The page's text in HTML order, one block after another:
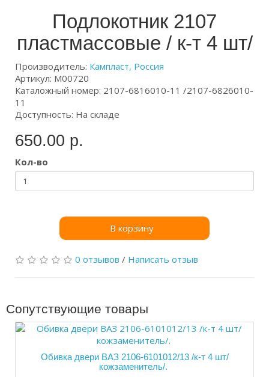
Подлокотник 2107
пластмассовые / к-т 4 шт/
Производитель: Кампласт, Россия
Артикул: М00720
Каталожный номер: 2107-6816010-11 /2107-6826010-
11
Доступность: На складе
650.00 р.
Кол-во
В корзину
0 отзывов / Написать отзыв
Сопутствующие товары
Обивка двери ВАЗ 2106-6101012/13 /к-т 4 шт/
кожзаменитель/.